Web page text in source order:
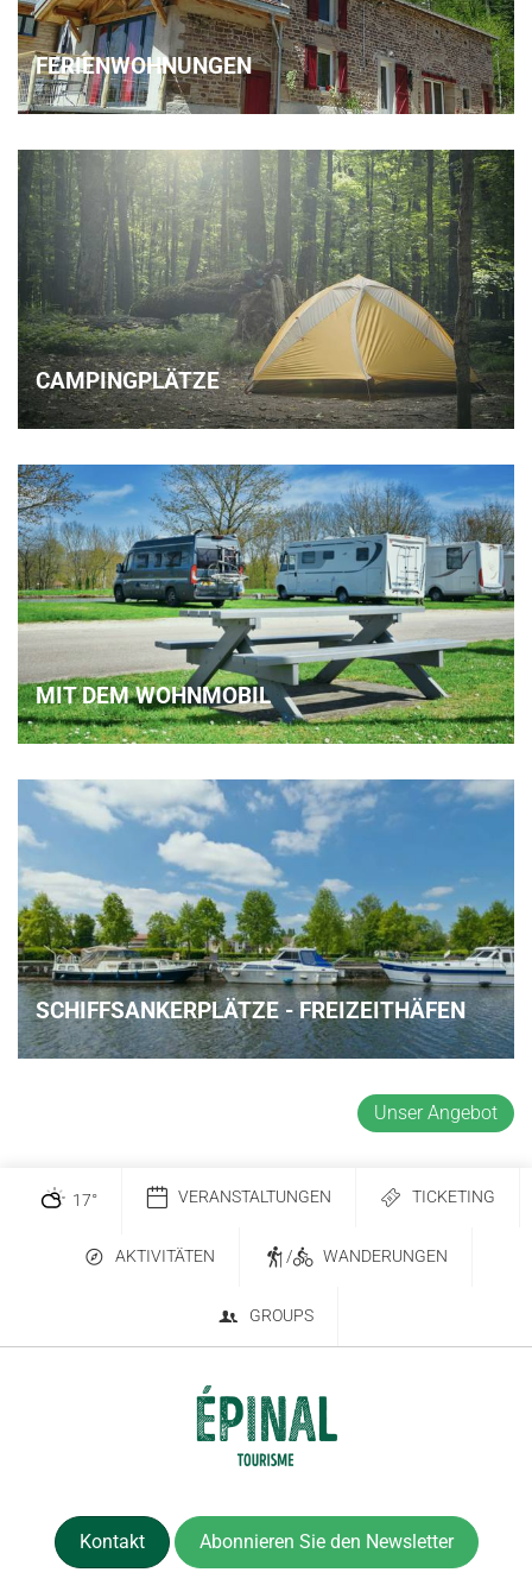
FERIENWOHNUNGEN
CAMPINGPLÄTZE
MIT DEM WOHNMOBIL
SCHIFFSANKERPLÄTZE - FREIZEITHÄFEN
Unser Angebot
17° VERANSTALTUNGEN TICKETING
AKTIVITÄTEN / WANDERUNGEN
GROUPS
Kontakt Abonnieren Sie den Newsletter